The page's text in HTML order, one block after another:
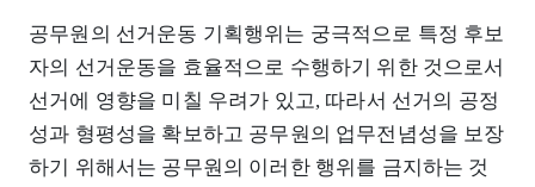
공무원의 선거운동 기획행위는 궁극적으로 특정 후보
자의 선거운동을 효율적으로 수행하기 위한 것으로서
선거에 영향을 미칠 우려가 있고, 따라서 선거의 공정
성과 형평성을 확보하고 공무원의 업무전념성을 보장
하기 위해서는 공무원의 이러한 행위를 금지하는 것